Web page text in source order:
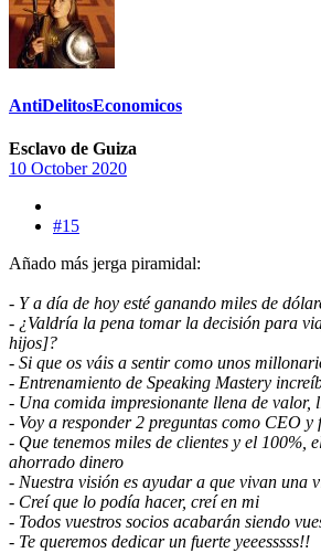
AntiDelitosEconomicos
Esclavo de Guiza
10 October 2020
#15
Añado más jerga piramidal:
- Y a día de hoy esté ganando miles de
- ¿Valdría la pena tomar la decisión para
hijos]?
- Si que os váis a sentir como unos
- Entrenamiento de Speaking Mastery
- Una comida impresionante llena de valor,
- Voy a responder 2 preguntas como CEO y
- Que tenemos miles de clientes y el 100%,
ahorrado dinero
- Nuestra visión es ayudar a que vivan una
- Creí que lo podía hacer, creí en mi
- Todos vuestros socios acabarán siendo
- Te queremos dedicar un fuerte yeeesssss!!